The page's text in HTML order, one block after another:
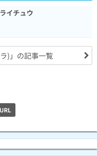
イチュウ
)」の記事一覧
URL